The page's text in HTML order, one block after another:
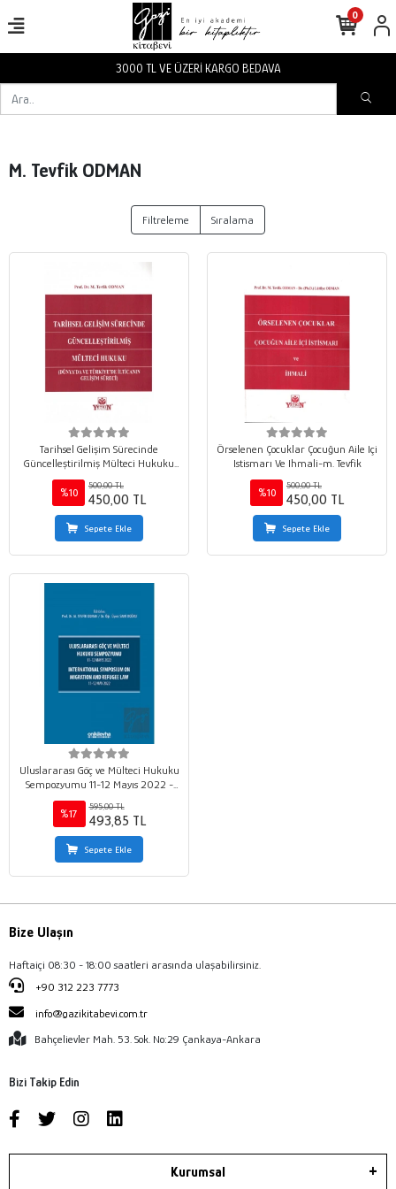
3000 TL VE ÜZERİ KARGO BEDAVA
0
M. Tevfik ODMAN
Filtreleme Sıralama
Tarihsel Gelişim Sürecinde
Güncelleştirilmiş Mülteci Hukuku
(Dünya'da ve Türkiye'de İlticanın
Gelişim Süreci)
%10
500,00 TL
450,00 TL
Sepete Ekle
Örselenen Çocuklar Çocuğun Aile Içi
Istismarı Ve Ihmali-m. Tevfik
%10
500,00 TL
450,00 TL
Sepete Ekle
Uluslararası Göç ve Mülteci Hukuku
Sempozyumu 11-12 Mayıs 2022 -
International Symposium on
Migration and Refugee Law 11-12
May 2022
%17
595,00 TL
493,85 TL
Sepete Ekle
Bize Ulaşın
Haftaiçi 08:30 - 18:00 saatleri arasında ulaşabilirsiniz.
+90 312 223 7773
info@gazikitabevi.com.tr
Bahçelievler Mah. 53. Sok. No:29 Çankaya-Ankara
Bizi Takip Edin
Kurumsal